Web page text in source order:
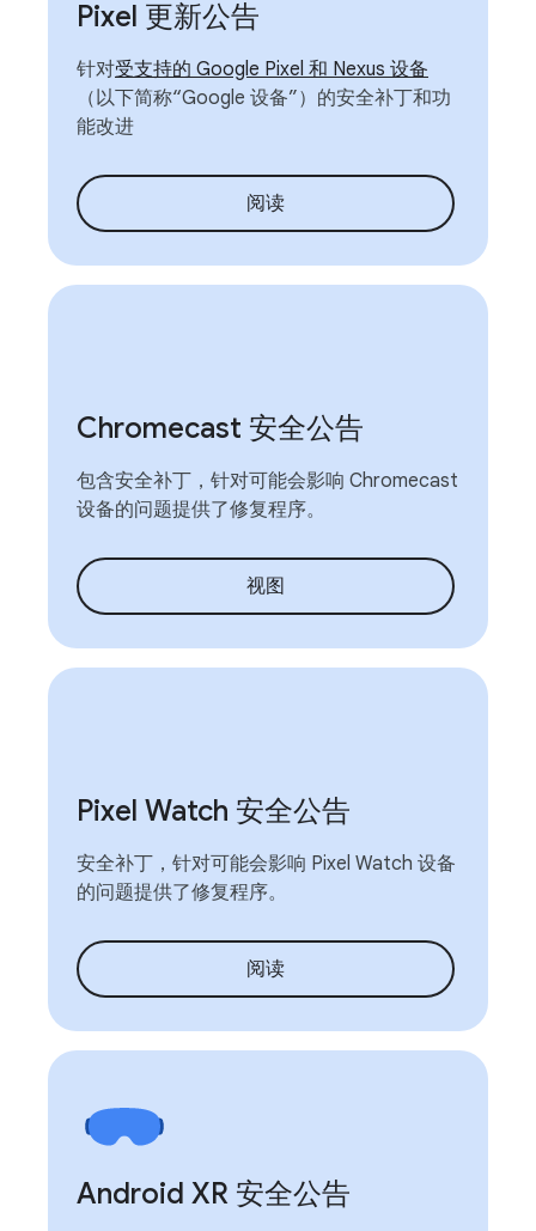
Pixel 更新公告
针对受支持的 Google Pixel 和 Nexus 设备
（以下简称“Google 设备”）的安全补丁和功
能改进
阅读
Chromecast 安全公告
包含安全补丁，针对可能会影响 Chromecast
设备的问题提供了修复程序。
视图
Pixel Watch 安全公告
安全补丁，针对可能会影响 Pixel Watch 设备
的问题提供了修复程序。
阅读
Android XR 安全公告